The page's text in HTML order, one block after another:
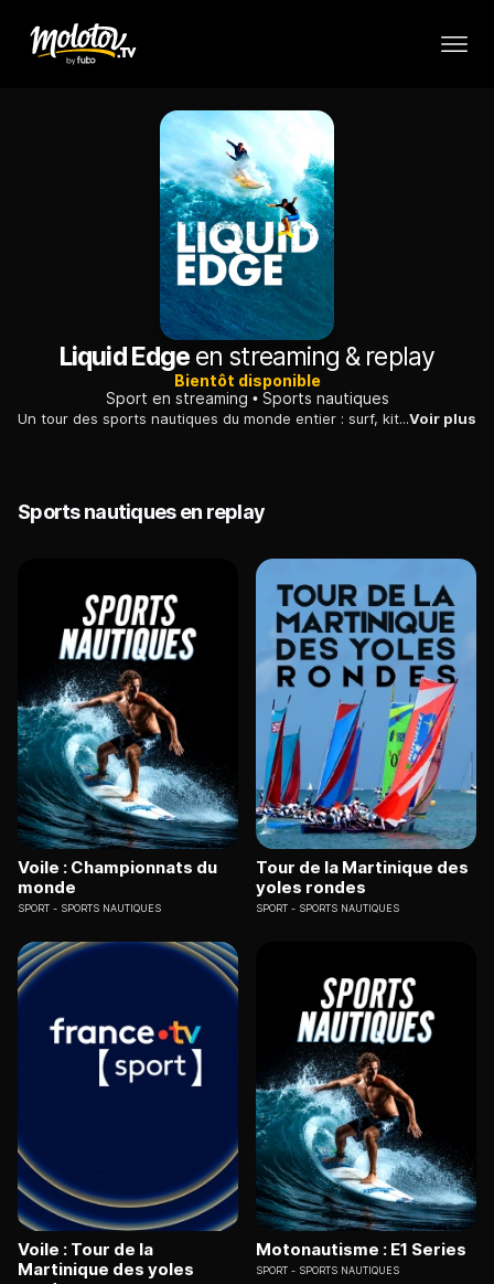
Liquid Edge en streaming & replay
Bientôt disponible
Sport en streaming
Sports nautiques
Un tour des sports nautiques du monde entier : surf, kitesurf, jetski, planche à voile, stand-up paddle, plongée libre, wakeboard, ou encore kayak en eau vive.Voir plus
Sports nautiques en replay
Voile : Championnats du
monde
SPORT SPORTS NAUTIQUES
Tour de la Martinique des
yoles rondes
SPORT SPORTS NAUTIQUES
Voile : Tour de la
Martinique des yoles
Motonautisme : E1 Series
SPORT SPORTS NAUTIQUES